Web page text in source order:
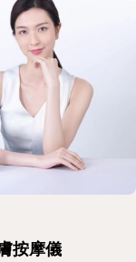
按摩儀